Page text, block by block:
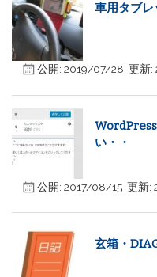
車用タブ
公開: 2019/07/28 更新:
い・・
公開: 2017/08/15 更新:
玄箱・